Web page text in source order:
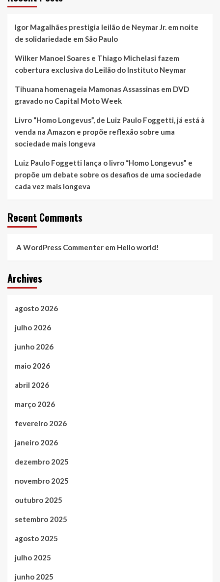
Igor Magalhães prestigia leilão de Neymar Jr. em noite
de solidariedade em São Paulo
Wilker Manoel Soares e Thiago Michelasi fazem
cobertura exclusiva do Leilão do Instituto Neymar
Tihuana homenageia Mamonas Assassinas em DVD
gravado no Capital Moto Week
Livro “Homo Longevus”, de Luiz Paulo Foggetti, já está à
venda na Amazon e propõe reflexão sobre uma
sociedade mais longeva
Luiz Paulo Foggetti lança o livro “Homo Longevus” e
propõe um debate sobre os desafios de uma sociedade
cada vez mais longeva
Recent Comments
A WordPress Commenter em Hello world!
Archives
agosto 2026
julho 2026
junho 2026
maio 2026
abril 2026
março 2026
fevereiro 2026
janeiro 2026
dezembro 2025
novembro 2025
outubro 2025
setembro 2025
agosto 2025
julho 2025
junho 2025